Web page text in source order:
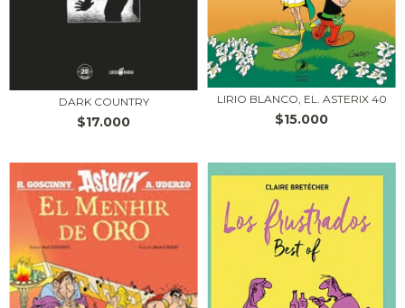
DARK COUNTRY
$17.000
LIRIO BLANCO, EL. ASTERIX 40
$15.000